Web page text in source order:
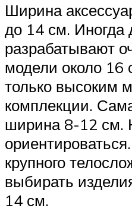
Ширина
до 14 см. Иногда
разрабатывают
модели около 16
только высоким
комплекции.
ширина 8-12 см.
крупного
выбирать
14 см.